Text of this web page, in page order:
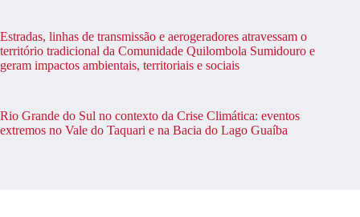
Estradas, linhas de transmissão e aerogeradores atravessam o
território tradicional da Comunidade Quilombola Sumidouro e
geram impactos ambientais, territoriais e sociais
Rio Grande do Sul no contexto da Crise Climática: eventos
extremos no Vale do Taquari e na Bacia do Lago Guaíba